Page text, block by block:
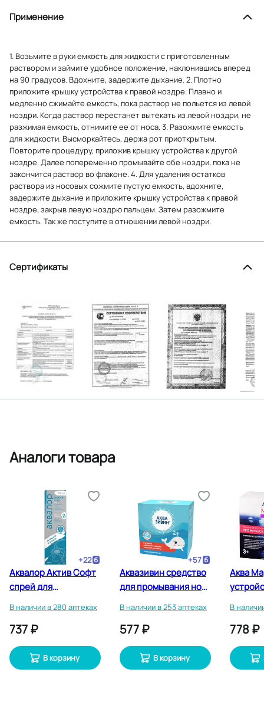
Применение
1. Возьмите в руки емкость для жидкости с приготовленным
раствором и займите удобное положение, наклонившись вперед
на 90 градусов. Вдохните, задержите дыхание. 2. Плотно
приложите крышку устройства к правой ноздре. Плавно и
медленно сжимайте емкость, пока раствор не польется из левой
ноздри. Когда раствор перестанет вытекать из левой ноздри, не
разжимая емкость, отнимите ее от носа. 3. Разожмите емкость
для жидкости. Высморкайтесь, держа рот приоткрытым.
Повторите процедуру, приложив крышку устройства к другой
ноздре. Далее попеременно промывайте обе ноздри, пока не
закончится раствор во флаконе. 4. Для удаления остатков
раствора из носовых сожмите пустую емкость, вдохните,
задержите дыхание и приложите крышку устройства к правой
ноздре, закрыв левую ноздрю пальцем. Затем разожмите
емкость. Так же поступите в отношении левой ноздри.
Сертификаты
Аналоги товара
+22
Аквалор Актив Софт
спрей для
мл
В наличии в 280 аптеках
737 ₽
В корзину
+57
Аквазивин средство
для промывания носа
шт
В наличии в 253 аптеках
577 ₽
В корзину
Аква
шт и
В
778 ₽